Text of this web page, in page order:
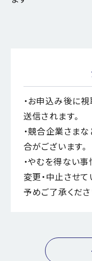
・お申込み後に
送信されます。
・競合企業さま
合がございます。
・やむを得ない
変更・中止させて
予めご了承くださ